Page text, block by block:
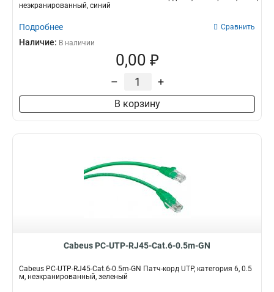
неэкранированный, синий
Подробнее Сравнить
Наличие: В наличии
0,00 ₽
– +
В корзину
Cabeus PC-UTP-RJ45-Cat.6-0.5m-GN
Cabeus PC-UTP-RJ45-Cat.6-0.5m-GN Патч-корд UTP, категория 6, 0.5
м, неэкранированный, зеленый